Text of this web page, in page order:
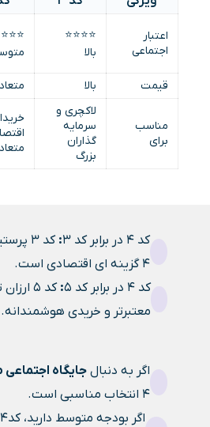
اعتبار
اجتماعی
⭐⭐⭐⭐
بالا
⭐⭐⭐
قیمت
بالا
مناسب
برای
لاکچری و
سرمایه
گذاران
بزرگ
کد 4 در برابر کد 3 :
کد 3
4 گزینه ای اقتصادی است.
کد 4 در برابر کد 5
:
معتبرتر و خریدی هوشمندانه.
اگر به دنبال جایگاه
4 انتخاب مناسبی است.